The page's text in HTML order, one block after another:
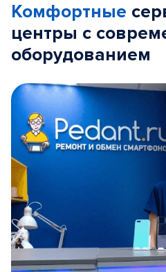
Комфортные
центры с
оборудованием